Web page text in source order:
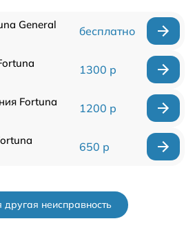
General
бесплатно
1300 р
Fortuna
1200 р
650 р
другая неисправность